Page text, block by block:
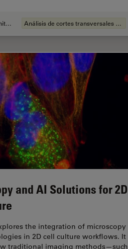
Why and How You Should Do It
Whitepaper Análisis de cortes transversales para la microelectrónica
and AI Solutions for 2D
the integration of microscopy
in 2D cell culture workflows. It
traditional imaging methods—such